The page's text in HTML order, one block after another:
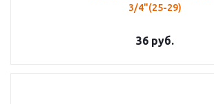
3/4"(25-29)
36 руб.